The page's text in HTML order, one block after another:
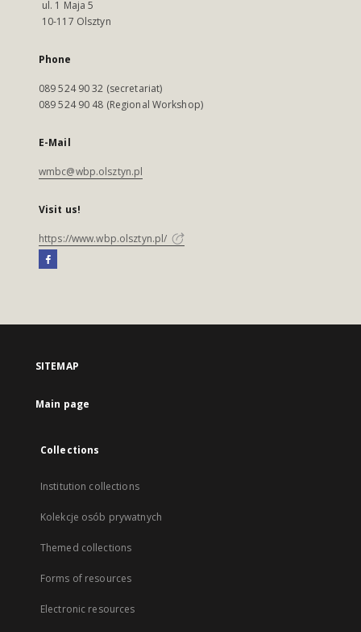
ul. 1 Maja 5
10-117 Olsztyn
Phone
089 524 90 32 (secretariat)
089 524 90 48 (Regional Workshop)
E-Mail
wmbc@wbp.olsztyn.pl
Visit us!
https://www.wbp.olsztyn.pl/
SITEMAP
Main page
Collections
Institution collections
Kolekcje osób prywatnych
Themed collections
Forms of resources
Electronic resources